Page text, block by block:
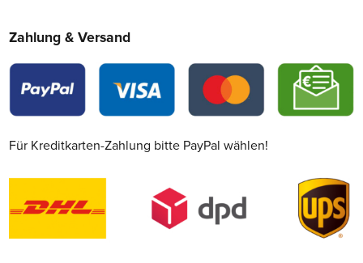
Zahlung & Versand
Für Kreditkarten-Zahlung bitte PayPal wählen!